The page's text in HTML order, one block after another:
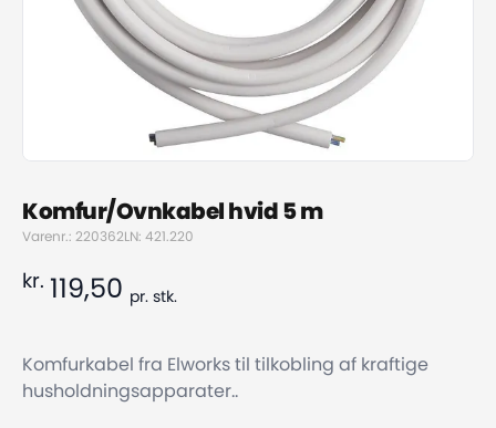
Komfur/Ovnkabel hvid 5 m
Varenr.: 220362LN: 421.220
kr. 119,50 pr. stk.
Komfurkabel fra Elworks til tilkobling af kraftige
husholdningsapparater..